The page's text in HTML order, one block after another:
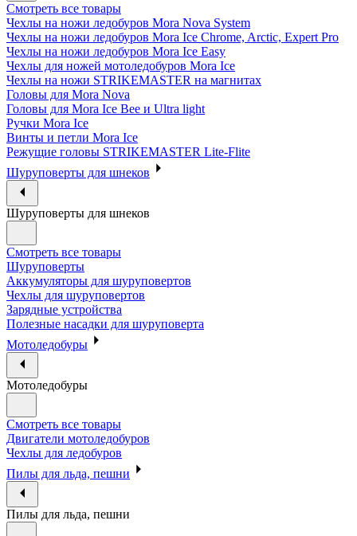
Смотреть все товары
Чехлы на ножи ледобуров Mora Nova System
Чехлы на ножи ледобуров Mora Ice Chrome, Arctic, Expert Pro
Чехлы на ножи ледобуров Mora Ice Easy
Чехлы для ножей мотоледобуров Mora Ice
Чехлы на ножи STRIKEMASTER на магнитах
Головы для Mora Nova
Головы для Mora Ice Bee и Ultra light
Ручки Mora Ice
Винты и петли Mora Ice
Режущие головы STRIKEMASTER Lite-Flite
Шуруповерты для шнеков
Шуруповерты для шнеков
Смотреть все товары
Шуруповерты
Аккумуляторы для шуруповертов
Чехлы для шуруповертов
Зарядные устройства
Полезные насадки для шуруповерта
Мотоледобуры
Мотоледобуры
Смотреть все товары
Двигатели мотоледобуров
Чехлы для ледобуров
Пилы для льда, пешни
Пилы для льда, пешни